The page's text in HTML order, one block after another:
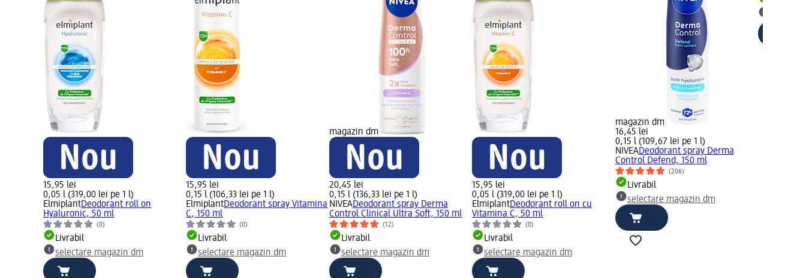
15,95 lei
0,05 l (319,00 lei pe 1 l)
ElmiplantDeodorant roll on
Hyaluronic, 50 ml
(0)
Livrabil
selectare magazin dm
15,95 lei
0,15 l (106,33 lei pe 1 l)
ElmiplantDeodorant spray Vitamina
C, 150 ml
(0)
Livrabil
selectare magazin dm
magazin dm
20,45 lei
0,15 l (136,33 lei pe 1 l)
NIVEADeodorant spray Derma
Control Clinical Ultra Soft, 150 ml
(12)
Livrabil
selectare magazin dm
15,95 lei
0,05 l (319,00 lei pe 1 l)
ElmiplantDeodorant roll on cu
Vitamina C, 50 ml
(0)
Livrabil
selectare magazin dm
magazin dm
16,45 lei
0,15 l (109,67 lei pe 1 l)
NIVEADeodorant spray Derma
Control Defend, 150 ml
(206)
Livrabil
selectare magazin dm